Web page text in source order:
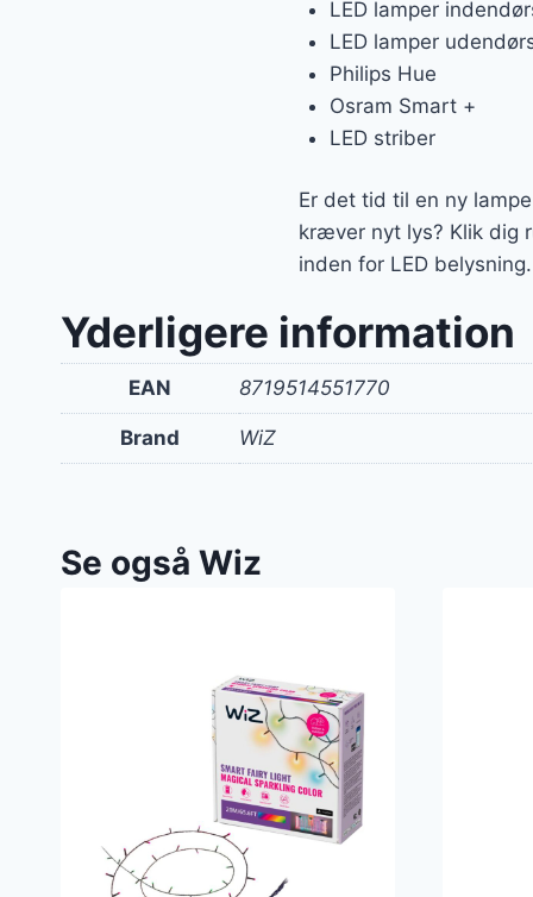
LED lamper
LED lamper
Philips Hue
Osram Smart +
LED striber
Er det tid til en ny
kræver nyt lys? Klik dig
inden for LED belysning.
Yderligere information
EAN 8719514551770
Brand WiZ
Se også Wiz